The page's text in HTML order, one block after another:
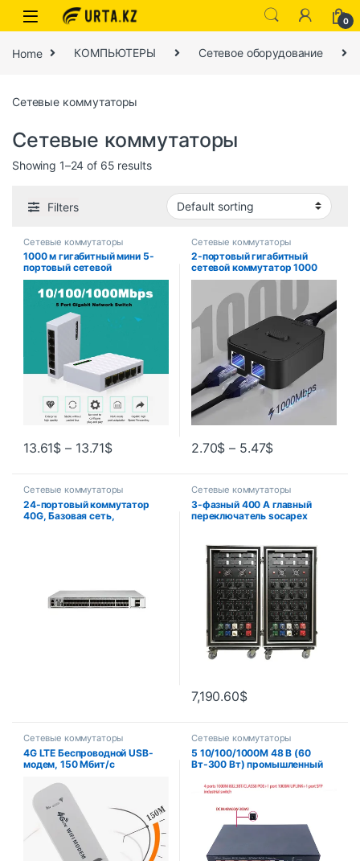
0
Home КОМПЬЮТЕРЫ Сетевое оборудование
Сетевые коммутаторы
Сетевые коммутаторы
Showing 1–24 of 65 results
Filters
Сетевые коммутаторы
1000 м гигабитный мини 5-
портовый сетевой
коммутатор для быстрой
локальной сети RJ45 Ethernet
и коммутационный хаб шунт
настольный коммутатор
13.61$ – 13.71$
Сетевые коммутаторы
2-портовый гигабитный
сетевой коммутатор 1000
Мбит/с, коммутатор RJ45,
сетевой разветвитель,
удлинитель кабеля, селектор,
бесплатный 2-сторонний
разъем адаптера
2.70$ – 5.47$
Сетевые коммутаторы
24-портовый коммутатор
40G, Базовая сеть,
Сетевые коммутаторы
3-фазный 400 А главный
переключатель socapex
7,190.60$
Сетевые коммутаторы
4G LTE Беспроводной USB-
модем, 150 Мбит/с
Сетевые коммутаторы
5 10/100/1000M 48 В (60
Вт-300 Вт) промышленный
портовый коммутатор PoE
1000M UPLINK/NVR 1 порта